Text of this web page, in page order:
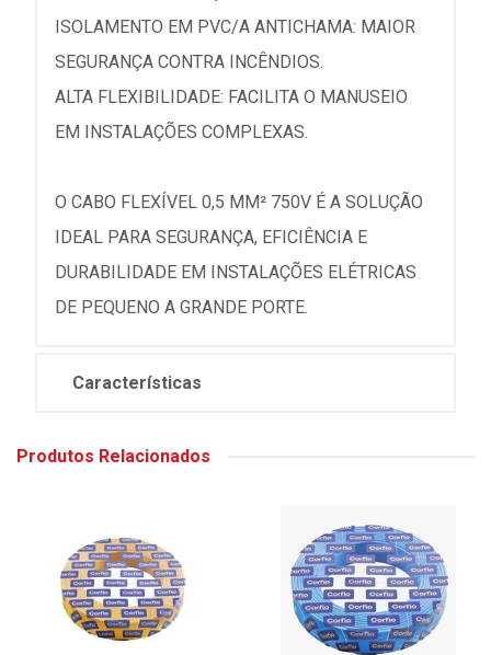
ISOLAMENTO EM PVC/A ANTICHAMA: MAIOR
SEGURANÇA CONTRA INCÊNDIOS.
ALTA FLEXIBILIDADE: FACILITA O MANUSEIO
EM INSTALAÇÕES COMPLEXAS.
O CABO FLEXÍVEL 0,5 MM² 750V É A SOLUÇÃO
IDEAL PARA SEGURANÇA, EFICIÊNCIA E
DURABILIDADE EM INSTALAÇÕES ELÉTRICAS
DE PEQUENO A GRANDE PORTE.
Características
Produtos Relacionados